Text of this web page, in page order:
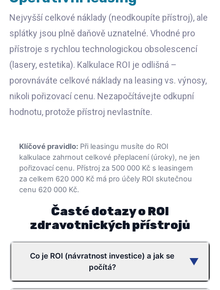
Nejvyšší celkové náklady (neodkoupíte přístroj), ale
splátky jsou plně daňově uznatelné. Vhodné pro
přístroje s rychlou technologickou obsolescencí
(lasery, estetika). Kalkulace ROI je odlišná –
porovnáváte celkové náklady na leasing vs. výnosy,
nikoli pořizovací cenu. Nezapočítávejte odkupní
hodnotu, protože přístroj nevlastníte.
Klíčové pravidlo:Při leasingu musíte do ROI
kalkulace zahrnout celkové přeplacení (úroky), ne jen
pořizovací cenu. Přístroj za 500 000 Kč s leasingem
za celkem 620 000 Kč má pro účely ROI skutečnou
cenu 620 000 Kč.
Časté dotazy o ROI
zdravotnických přístrojů
Co je ROI (návratnost investice) a jak se
počítá?
▼